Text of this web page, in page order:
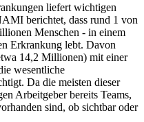
liefert wichtigen
berichtet, dass rund 1 von
Menschen - in einem
Erkrankung lebt. Davon
14,2 Millionen) mit einer
wesentliche
Da die meisten dieser
Arbeitgeber bereits Teams,
sind, ob sichtbar oder